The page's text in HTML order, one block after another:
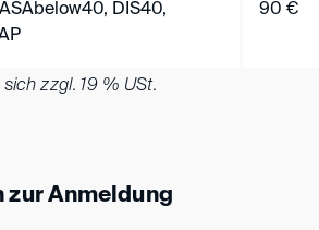
DIS40,
90 €
zzgl. 19 % USt.
zur Anmeldung